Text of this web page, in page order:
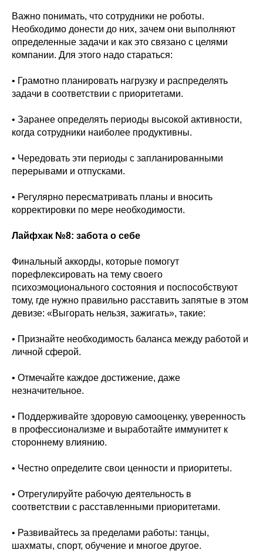
Важно понимать, что сотрудники не роботы.
Необходимо донести до них, зачем они выполняют
определенные задачи и как это связано с целями
компании. Для этого надо стараться:
• Грамотно планировать нагрузку и распределять
задачи в соответствии с приоритетами.
• Заранее определять периоды высокой активности,
когда сотрудники наиболее продуктивны.
• Чередовать эти периоды с запланированными
перерывами и отпусками.
• Регулярно пересматривать планы и вносить
корректировки по мере необходимости.
Лайфхак №8: забота о себе
Финальный аккорды, которые помогут
порефлексировать на тему своего
психоэмоционального состояния и поспособствуют
тому, где нужно правильно расставить запятые в этом
девизе: «Выгорать нельзя, зажигать», такие:
• Признайте необходимость баланса между работой и
личной сферой.
• Отмечайте каждое достижение, даже
незначительное.
• Поддерживайте здоровую самооценку, уверенность
в профессионализме и выработайте иммунитет к
стороннему влиянию.
• Честно определите свои ценности и приоритеты.
• Отрегулируйте рабочую деятельность в
соответствии с расставленными приоритетами.
• Развивайтесь за пределами работы: танцы,
шахматы, спорт, обучение и многое другое.